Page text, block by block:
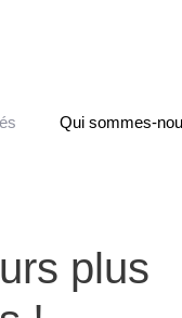
Qui sommes-
plus